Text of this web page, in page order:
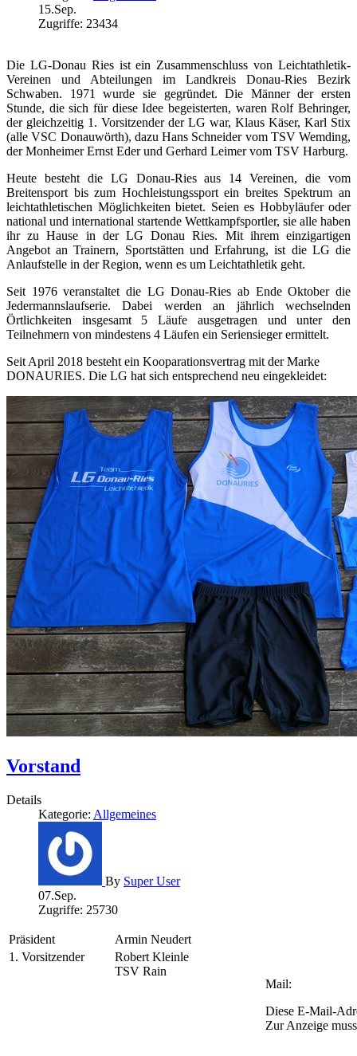
15.Sep.
Zugriffe: 23434
Die LG-Donau Ries ist ein Zusammenschluss von Leichtathletik-
Vereinen und Abteilungen im Landkreis Donau-Ries Bezirk
Schwaben. 1971 wurde sie gegründet. Die Männer der ersten
Stunde, die sich für diese Idee begeisterten, waren Rolf Behringer,
der gleichzeitig 1. Vorsitzender der LG war, Klaus Käser, Karl Stix
(alle VSC Donauwörth), dazu Hans Schneider vom TSV Wemding,
der Monheimer Ernst Eder und Gerhard Leimer vom TSV Harburg.
Heute besteht die LG Donau-Ries aus 14 Vereinen, die vom
Breitensport bis zum Hochleistungssport ein breites Spektrum an
leichtathletischen Möglichkeiten bietet. Seien es Hobbyläufer oder
national und international startende Wettkampfsportler, sie alle haben
ihr zu Hause in der LG Donau Ries. Mit ihrem einzigartigen
Angebot an Trainern, Sportstätten und Erfahrung, ist die LG die
Anlaufstelle in der Region, wenn es um Leichtathletik geht.
Seit 1976 veranstaltet die LG Donau-Ries ab Ende Oktober die
Jedermannslaufserie. Dabei werden an jährlich wechselnden
Örtlichkeiten insgesamt 5 Läufe ausgetragen und unter den
Teilnehmern von mindestens 4 Läufen ein Seriensieger ermittelt.
Seit April 2018 besteht ein Kooparationsvertrag mit der Marke
DONAURIES. Die LG hat sich entsprechend neu eingekleidet:
Vorstand
Details
Kategorie: Allgemeines
By Super User
07.Sep.
Zugriffe: 25730
Präsident
Armin Neudert
1. Vorsitzender
Robert Kleinle
TSV Rain
Mail:
Diese E-Mail-
Zur Anzeige